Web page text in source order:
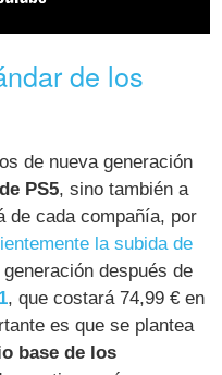
de los
de nueva generación
PS5, sino también a
de cada compañía, por
la subida de
después de
, que costará 74,99 € en
es que se plantea
base de los